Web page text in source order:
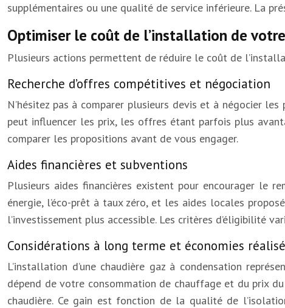
supplémentaires ou une qualité de service inférieure. La
Optimiser le coût de l’installation de
Plusieurs actions permettent de réduire le coût de
Recherche d’offres compétitives et négociation
N’hésitez pas à comparer plusieurs devis et à négocier
peut influencer les prix, les offres étant parfois plus
comparer les propositions avant de vous engager.
Aides financières et subventions
Plusieurs aides financières existent pour encourager le
énergie, l’éco-prêt à taux zéro, et les aides locales
l’investissement plus accessible. Les critères d’éligibilité
Considérations à long terme et économies
L’installation d’une chaudière gaz à condensation
dépend de votre consommation de chauffage et du prix
chaudière. Ce gain est fonction de la qualité de